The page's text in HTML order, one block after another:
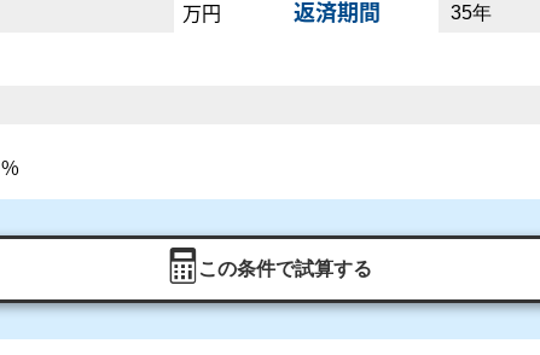
万円 返済期間
%
この条件で試算する